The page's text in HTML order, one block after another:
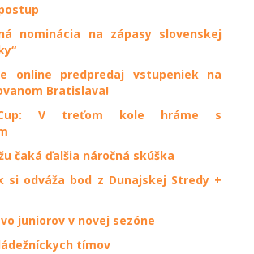
nominácia na zápasy slovenskej
online predpredaj vstupeniek na
Bratislava!
V treťom kole hráme s
čaká ďalšia náročná skúška
si odváža bod z Dunajskej Stredy +
juniorov v novej sezóne
tímov